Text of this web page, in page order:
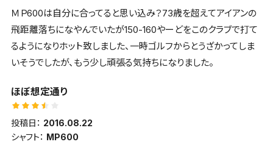
ＭＰ600は自分に合ってると思い込み？73歳を超えてアイアンの
飛距離落ちになやんでいたが150-160やーどをこのクラブで打て
るようになりホット致しました、一時ゴルフからとうざかってしま
いそうでしたが、もう少し頑張る気持ちになりました。
ほぼ想定通り
投稿日： 2016.08.22
シャフト： MP600